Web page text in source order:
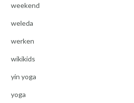
weekend
weleda
werken
wikikids
yin yoga
yoga